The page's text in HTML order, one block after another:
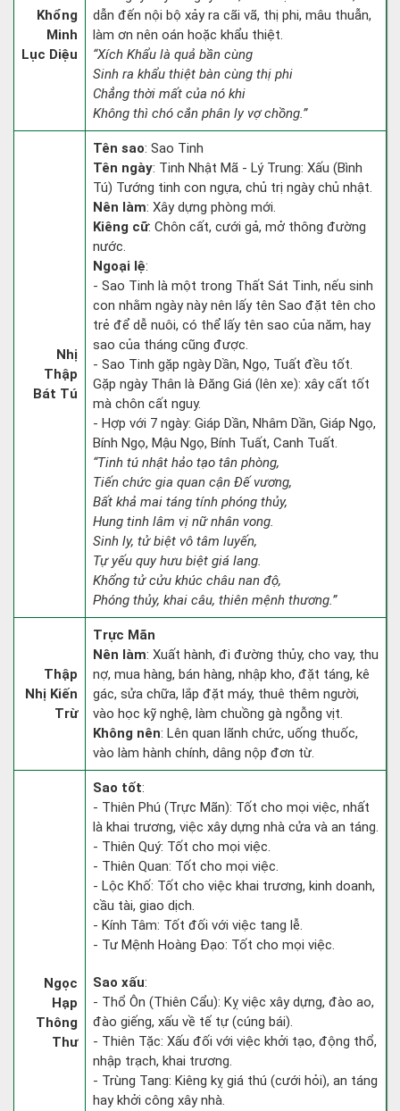
Khổng
Minh
Lục Diệu
dẫn đến nội bộ xảy ra cãi vã, thị phi, mâu thuẫn,
làm ơn nên oán hoặc khẩu thiệt.
“Xích Khẩu là quả bần cùng
Sinh ra khẩu thiệt bàn cùng thị phi
Chẳng thời mất của nó khi
Không thì chó cắn phân ly vợ chồng.”
Nhị
Thập
Bát Tú
Tên sao: Sao Tinh
Tên ngày: Tinh Nhật Mã - Lý Trung: Xấu (Bình
Tú) Tướng tinh con ngựa, chủ trị ngày chủ nhật.
Nên làm: Xây dựng phòng mới.
Kiêng cữ: Chôn cất, cưới gả, mở thông đường
nước.
Ngoại lệ:
- Sao Tinh là một trong Thất Sát Tinh, nếu sinh
con nhằm ngày này nên lấy tên Sao đặt tên cho
trẻ để dễ nuôi, có thể lấy tên sao của năm, hay
sao của tháng cũng được.
- Sao Tinh gặp ngày Dần, Ngọ, Tuất đều tốt.
Gặp ngày Thân là Đăng Giá (lên xe): xây cất tốt
mà chôn cất nguy.
- Hợp với 7 ngày: Giáp Dần, Nhâm Dần, Giáp Ngọ,
Bính Ngọ, Mậu Ngọ, Bính Tuất, Canh Tuất.
“Tinh tú nhật hảo tạo tân phòng,
Tiến chức gia quan cận Đế vương,
Bất khả mai táng tính phóng thủy,
Hung tinh lâm vị nữ nhân vong.
Sinh ly, tử biệt vô tâm luyến,
Tự yếu quy hưu biệt giá lang.
Khổng tử cửu khúc châu nan độ,
Phóng thủy, khai câu, thiên mệnh thương.”
Thập
Nhị Kiến
Trừ
Trực Mãn
Nên làm: Xuất hành, đi đường thủy, cho vay, thu
nợ, mua hàng, bán hàng, nhập kho, đặt táng, kê
gác, sửa chữa, lắp đặt máy, thuê thêm người,
vào học kỹ nghệ, làm chuồng gà ngỗng vịt.
Không nên: Lên quan lãnh chức, uống thuốc,
vào làm hành chính, dâng nộp đơn từ.
Ngọc
Hạp
Thông
Thư
Sao tốt:
- Thiên Phú (Trực Mãn): Tốt cho mọi việc, nhất
là khai trương, việc xây dựng nhà cửa và an táng.
- Thiên Quý: Tốt cho mọi việc.
- Thiên Quan: Tốt cho mọi việc.
- Lộc Khố: Tốt cho việc khai trương, kinh doanh,
cầu tài, giao dịch.
- Kính Tâm: Tốt đối với việc tang lễ.
- Tư Mệnh Hoàng Đạo: Tốt cho mọi việc.
Sao xấu:
- Thổ Ôn (Thiên Cẩu): Kỵ việc xây dựng, đào ao,
đào giếng, xấu về tế tự (cúng bái).
- Thiên Tặc: Xấu đối với việc khởi tạo, động thổ,
nhập trạch, khai trương.
- Trùng Tang: Kiêng kỵ giá thú (cưới hỏi), an táng
hay khởi công xây nhà.